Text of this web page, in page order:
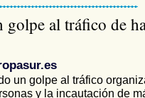
golpe al tráfico de
un golpe al tráfico
y la incautación de